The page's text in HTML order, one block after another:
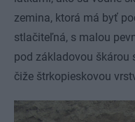
zemina, ktorá má byť
stlačiteľná, s malou
pod základovou škárou
čiže štrkopieskovou